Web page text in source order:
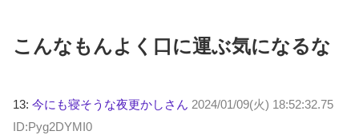
こんなもんよく口に運ぶ気になるな
13: 今にも寝そうな夜更かしさん 2024/01/09(火) 18:52:32.75
ID:Pyg2DYMI0